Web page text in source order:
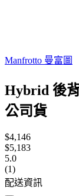
Manfrotto 曼富圖
Hybrid 後
公司貨
$4,146
$5,183
5.0
(1)
配送資訊